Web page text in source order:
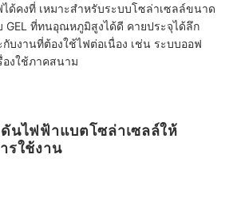
ได้คงที่ เหมาะสำหรับระบบโซล่าเซลล์ขนาด
GEL ที่ทนอุณหภูมิสูงได้ดี คายประจุได้ลึก
กับงานที่ต้องใช้ไฟต่อเนื่อง เช่น ระบบออฟ
องใช้ภาคสนาม
นไฟฟ้าแบตโซล่าเซลล์ให้
รใช้งาน